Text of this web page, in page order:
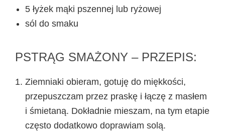
5 łyżek mąki pszennej lub ryżowej
sól do smaku
PSTRĄG SMAŻONY – PRZEPIS:
Ziemniaki obieram, gotuję do miękkości,
przepuszczam przez praskę i łączę z masłem
i śmietaną. Dokładnie mieszam, na tym etapie
często dodatkowo doprawiam solą.